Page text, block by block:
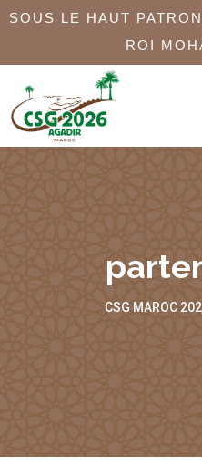
SOUS LE HAUT
ROI
CSG MAROC